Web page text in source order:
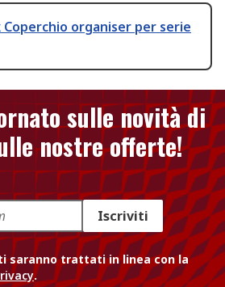
organiser per serie
sulle novità di
nostre offerte!
Iscriviti
saranno trattati in linea con la
.